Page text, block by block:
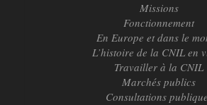
Missions
Fonctionnement
En Europe et dans le
L’histoire de la CNIL en
Travailler à la CNIL
Marchés publics
Consultations